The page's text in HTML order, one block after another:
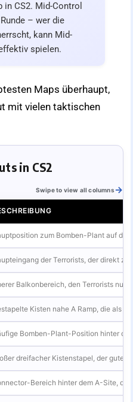
CS2. Mid-Control
– wer die
kann Mid-
spielen.
Maps überhaupt,
mit vielen taktischen
in CS2
Swipe to view all columns
zum Bomben-Plant auf der
der Terrorists, der direkt
Balkonbereich, den Terrorists
Kisten nahe A Ramp, die als
Bomben-Plant-Position hinter
dreifacher Kistenstapel, der gute
Bereich hinter dem A-Site,